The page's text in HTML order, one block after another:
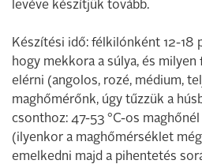
levéve készítjük tovább.
Készítési idő: félkilónként 12-18
hogy mekkora a súlya, és
elérni (angolos, rozé, médium,
maghőmérőnk, úgy tűzzük a
csonthoz: 47-53 °C-os
(ilyenkor a maghőmérséklet
emelkedni majd a pihentetés